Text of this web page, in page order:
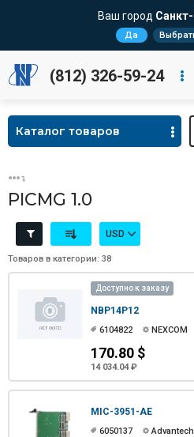
Ваш город
Да
(812) 326-59-24
Каталог товаров
PICMG 1.0
USD
Товаров в категории: 38
Доступно к заказу
NBP14P12
6104822 NEXCOM
170.80 $
14 034.04 ₽
MIC-3951-AE
6050137